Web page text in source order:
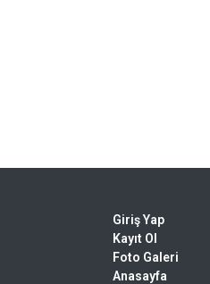
Giriş Yap
Kayıt Ol
Foto Galeri
Anasayfa